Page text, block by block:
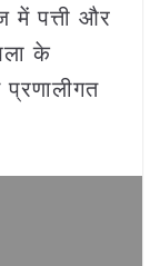
में पत्ती और
के